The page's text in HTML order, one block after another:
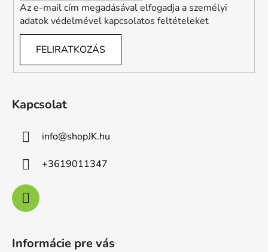
Az e-mail cím megadásával elfogadja a személyi
adatok védelmével kapcsolatos feltételeket
FELIRATKOZÁS
Kapcsolat
info@shopJK.hu
+3619011347
Informácie pre vás